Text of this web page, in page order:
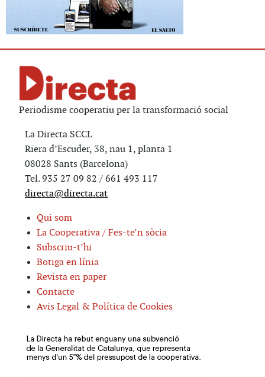
Periodisme cooperatiu per la transformació social
La Directa SCCL
Riera d’Escuder, 38, nau 1, planta 1
08028 Sants (Barcelona)
Tel. 935 27 09 82 / 661 493 117
directa@directa.cat
Qui som
La Cooperativa / Fes-te’n sòcia
Subscriu-t’hi
Botiga en línia
Revista en paper
Contacte
Avis Legal & Política de Cookies